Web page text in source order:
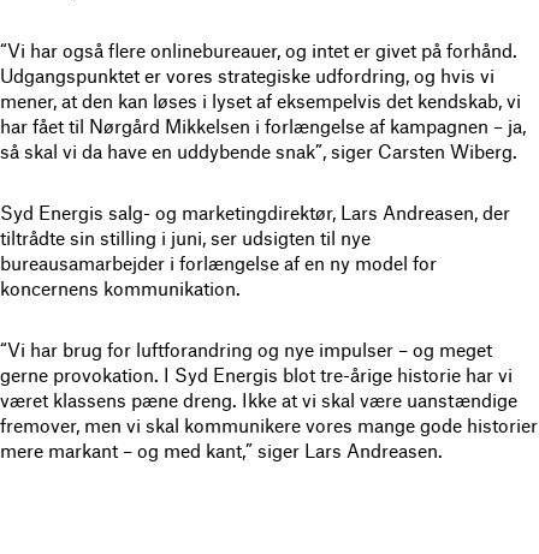
“Vi har også flere onlinebureauer, og intet er givet på forhånd.
Udgangspunktet er vores strategiske udfordring, og hvis vi
mener, at den kan løses i lyset af eksempelvis det kendskab, vi
har fået til Nørgård Mikkelsen i forlængelse af kampagnen – ja,
så skal vi da have en uddybende snak”, siger Carsten Wiberg.
Syd Energis salg- og marketingdirektør, Lars Andreasen, der
tiltrådte sin stilling i juni, ser udsigten til nye
bureausamarbejder i forlængelse af en ny model for
koncernens kommunikation.
“Vi har brug for luftforandring og nye impulser – og meget
gerne provokation. I Syd Energis blot tre-årige historie har vi
været klassens pæne dreng. Ikke at vi skal være uanstændige
fremover, men vi skal kommunikere vores mange gode historier
mere markant – og med kant,” siger Lars Andreasen.